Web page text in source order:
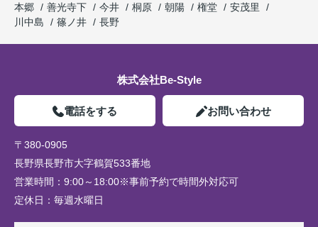
本郷
善光寺下 今井 桐原 朝陽 権堂
安茂里
川中島
篠ノ井 長野
株式会社Be-Style
電話をする お問い合わせ
〒380-0905
長野県長野市大字鶴賀533番地
営業時間： 9:00～18:00※事前予約で時間外対応可
定休日： 毎週水曜日